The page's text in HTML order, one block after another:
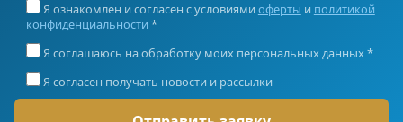
Я ознакомлен и согласен с условиями оферты и политикой
конфиденциальности *
Я соглашаюсь на обработку моих персональных данных *
Я согласен получать новости и рассылки